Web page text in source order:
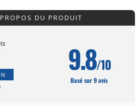
DU PRODUIT
9.8/10
Basé sur 9 avis